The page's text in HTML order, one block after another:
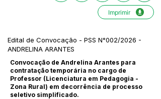
Imprimir
Edital de Convocação - PSS N°002/2026 -
ANDRELINA ARANTES
Convocação de Andrelina Arantes para
contratação temporária no cargo de
Professor (Licenciatura em Pedagogia -
Zona Rural) em decorrência de processo
seletivo simplificado.